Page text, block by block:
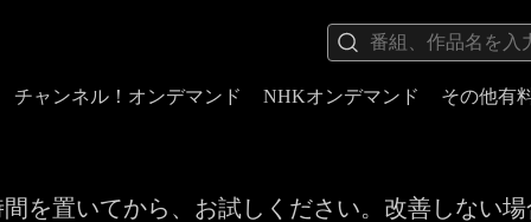
チャンネル！オンデマンド NHKオンデマンド その他有
を置いてから、お試しください。改善しない